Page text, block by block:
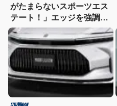
がたまらないスポーツエス
テート！」エッジを強調し
たエアロに22インチホイー
ルで武装